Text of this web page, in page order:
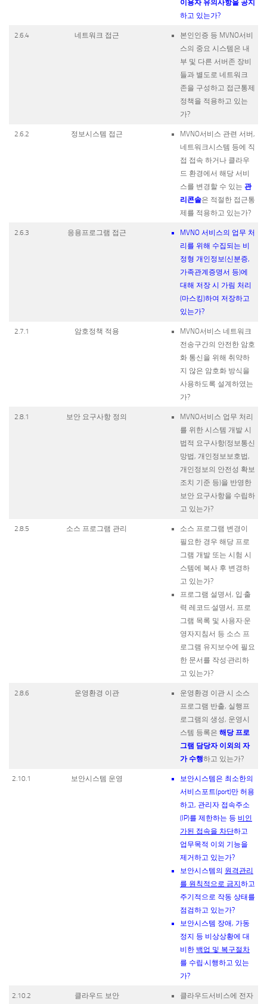
이용자 유의사항을 공지
하고 있는가?
2.6.4 네트워크 접근
본인인증 등 MVNO서비
스의 중요 시스템은 내
부 및 다른 서버존 장비
들과 별도로 네트워크
존을 구성하고 접근통제
정책을 적용하고 있는
가?
2.6.2 정보시스템 접근
MVNO서비스 관련 서버,
네트워크시스템 등에 직
접 접속 하거나 클라우
드 환경에서 해당 서비
스를 변경할 수 있는 관
리콘솔은 적절한 접근통
제를 적용하고 있는가?
2.6.3 응용프로그램 접근
MVNO 서비스의 업무 처
리를 위해 수집되는 비
정형 개인정보(신분증,
가족관계증명서 등)에
대해 저장 시 가림 처리
(마스킹)하여 저장하고
있는가?
2.7.1 암호정책 적용
MVNO서비스 네트워크
전송구간의 안전한 암호
화 통신을 위해 취약하
지 않은 암호화 방식을
사용하도록 설계하였는
가?
2.8.1 보안 요구사항 정의
MVNO서비스 업무 처리
를 위한 시스템 개발 시
법적 요구사항(정보통신
망법, 개인정보보호법,
개인정보의 안전성 확보
조치 기준 등)을 반영한
보안 요구사항을 수립하
고 있는가?
2.8.5 소스 프로그램 관리
소스 프로그램 변경이
필요한 경우 해당 프로
그램 개발 또는 시험 시
스템에 복사 후 변경하
고 있는가?
프로그램 설명서, 입·출
력 레코드·설명서, 프로
그램 목록 및 사용자·운
영자지침서 등 소스 프
로그램 유지보수에 필요
한 문서를 작성·관리하
고 있는가?
2.8.6 운영환경 이관
운영환경 이관 시 소스
프로그램 반출, 실행프
로그램의 생성, 운영시
스템 등록은 해당 프로
그램 담당자 이외의 자
가 수행하고 있는가?
2.10.1 보안시스템 운영
보안시스템은 최소한의
서비스포트(port)만 허용
하고, 관리자 접속주소
(IP)를 제한하는 등 비인
가된 접속을 차단하고
업무목적 이외 기능을
제거하고 있는가?
보안시스템의 원격관리
를 원칙적으로 금지 하고
주기적으로 작동 상태를
점검하고 있는가?
보안시스템 장애, 가동
정지 등 비상상황에 대
비한 백업 및 복구절차
를 수립·시행하고 있는
가?
2.10.2 클라우드 보안
클라우드서비스에 전자